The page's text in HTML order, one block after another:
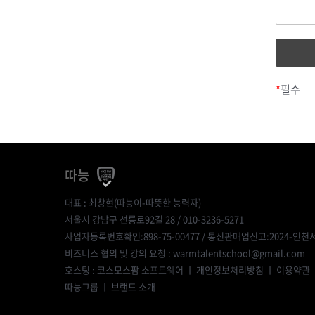
*필수
따능
대표 : 최창현(따능이-따뜻한 능력자)
서울시 강남구 선릉로92길 28 / 010-3236-5271
사업자등록번호확인:898-75-00477 / 통신판매업신고:2024-인천
비즈니스 협의 및 강의 요청 : warmtalentschool@gmail.com
호스팅 : 코스모스팜 소프트웨어 ㅣ 개인정보처리방침 ㅣ 이용약관
따능그룹 ㅣ 브랜드 소개